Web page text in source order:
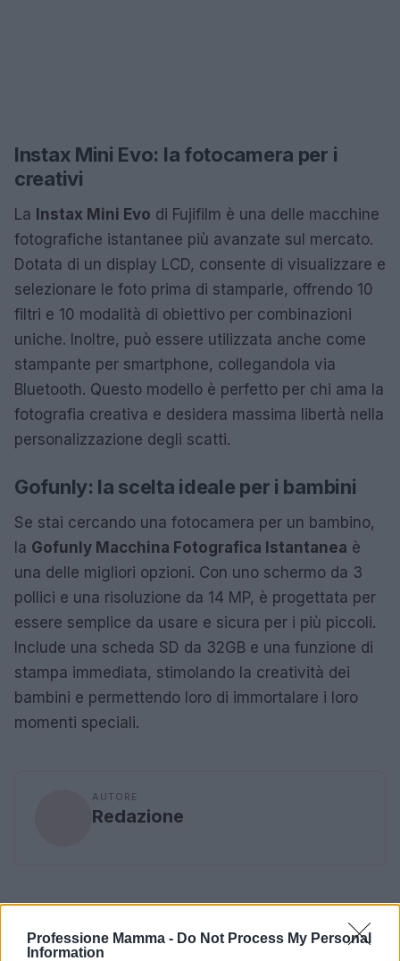
Professione Mamma - Do Not Process My Personal
Information
Instax Mini Evo: la fotocamera per i
creativi
La Instax Mini Evo di Fujifilm è una delle macchine
fotografiche istantanee più avanzate sul mercato.
Dotata di un display LCD, consente di visualizzare e
selezionare le foto prima di stamparle, offrendo 10
filtri e 10 modalità di obiettivo per combinazioni
uniche. Inoltre, può essere utilizzata anche come
stampante per smartphone, collegandola via
Bluetooth. Questo modello è perfetto per chi ama la
fotografia creativa e desidera massima libertà nella
personalizzazione degli scatti.
Gofunly: la scelta ideale per i bambini
Se stai cercando una fotocamera per un bambino,
la Gofunly Macchina Fotografica Istantanea è
una delle migliori opzioni. Con uno schermo da 3
pollici e una risoluzione da 14 MP, è progettata per
essere semplice da usare e sicura per i più piccoli.
Include una scheda SD da 32GB e una funzione di
stampa immediata, stimolando la creatività dei
bambini e permettendo loro di immortalare i loro
momenti speciali.
AUTORE
Redazione